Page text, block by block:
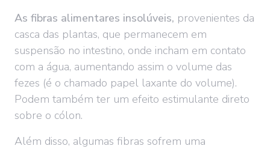
As fibras alimentares insolúveis, provenientes da
casca das plantas, que permanecem em
suspensão no intestino, onde incham em contato
com a água, aumentando assim o volume das
fezes (é o chamado papel laxante do volume).
Podem também ter um efeito estimulante direto
sobre o cólon.
Além disso, algumas fibras sofrem uma